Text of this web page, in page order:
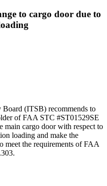
to cargo door due to
Board (ITSB) recommends to
of FAA STC #ST01529SE
main cargo door with respect to
loading and make the
meet the requirements of FAA